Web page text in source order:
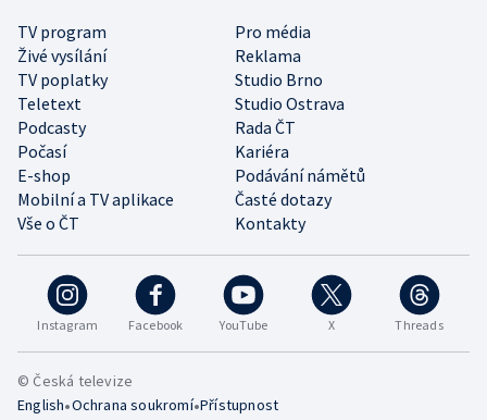
Instagram Facebook YouTube X Threads
TV program
Pro média
Živé vysílání
Reklama
TV poplatky
Studio Brno
Teletext
Studio Ostrava
Podcasty
Rada ČT
Počasí
Kariéra
E-shop
Podávání námětů
Mobilní a TV aplikace
Časté dotazy
Vše o ČT
Kontakty
© Česká televize
English•Ochrana soukromí•Přístupnost